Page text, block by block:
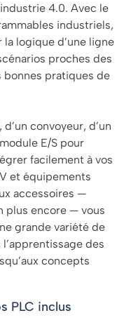
4.0. Avec le
industriels,
logique d’une ligne
proches des
pratiques de
convoyeur, d’un
E/S pour
facilement à vos
et équipements
accessoires —
plus encore — vous
grande variété de
des
concepts
PLC inclus